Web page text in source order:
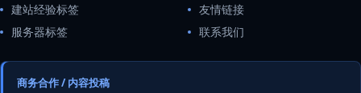
建站经验标签
服务器标签
友情链接
联系我们
商务合作 / 内容投稿